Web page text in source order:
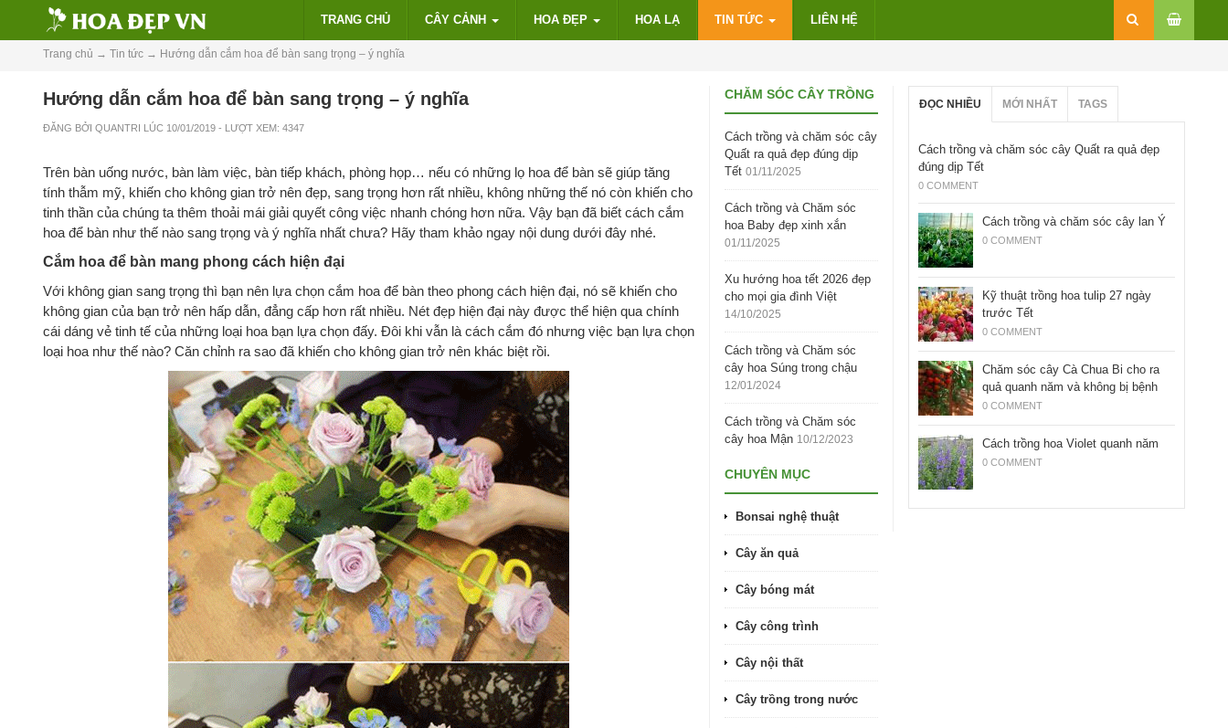
TRANG CHỦ CÂY CẢNH HOA ĐẸP HOA LẠ TIN TỨC LIÊN HỆ
Trang chủ → Tin tức → Hướng dẫn cắm hoa để bàn sang trọng – ý nghĩa
Hướng dẫn cắm hoa để bàn sang trọng – ý nghĩa
ĐĂNG BỞI QUANTRI LÚC 10/01/2019 - LƯỢT XEM: 4347
Trên bàn uống nước, bàn làm việc, bàn tiếp khách, phòng họp… nếu có những lọ hoa để bàn sẽ giúp tăng
tính thẫm mỹ, khiến cho không gian trở nên đẹp, sang trọng hơn rất nhiều, không những thế nó còn khiến cho
tinh thần của chúng ta thêm thoải mái giải quyết công việc nhanh chóng hơn nữa. Vậy bạn đã biết cách cắm
hoa để bàn như thế nào sang trọng và ý nghĩa nhất chưa? Hãy tham khảo ngay nội dung dưới đây nhé.
Cắm hoa để bàn mang phong cách hiện đại
Với không gian sang trọng thì bạn nên lựa chọn cắm hoa để bàn theo phong cách hiện đại, nó sẽ khiến cho
không gian của bạn trở nên hấp dẫn, đẳng cấp hơn rất nhiều. Nét đẹp hiện đại này được thể hiện qua chính
cái dáng vẻ tinh tế của những loại hoa bạn lựa chọn đấy. Đôi khi vẫn là cách cắm đó nhưng việc bạn lựa chọn
loại hoa như thế nào? Căn chỉnh ra sao đã khiến cho không gian trở nên khác biệt rồi.
CHĂM SÓC CÂY TRỒNG
Cách trồng và chăm sóc cây
Quất ra quả đẹp đúng dịp
Tết 01/11/2025
Cách trồng và Chăm sóc
hoa Baby đẹp xinh xắn
01/11/2025
Xu hướng hoa tết 2026 đẹp
cho mọi gia đình Việt
14/10/2025
Cách trồng và Chăm sóc
cây hoa Súng trong chậu
12/01/2024
Cách trồng và Chăm sóc
cây hoa Mận 10/12/2023
CHUYÊN MỤC
Bonsai nghệ thuật
Cây ăn quả
Cây bóng mát
Cây công trình
Cây nội thất
Cây trồng trong nước
ĐỌC NHIỀU MỚI NHẤT TAGS
Cách trồng và chăm sóc cây Quất ra quả đẹp
đúng dịp Tết
0 COMMENT
Cách trồng và chăm sóc cây lan Ý
0 COMMENT
Kỹ thuật trồng hoa tulip 27 ngày
trước Tết
0 COMMENT
Chăm sóc cây Cà Chua Bi cho ra
quả quanh năm và không bị bệnh
0 COMMENT
Cách trồng hoa Violet quanh năm
0 COMMENT